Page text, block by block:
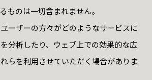
ものは一切含まれません。
ーザーの方々がどのようなサービスに
分析したり、ウェブ上での効果的な広
らを利用させていただく場合がありま